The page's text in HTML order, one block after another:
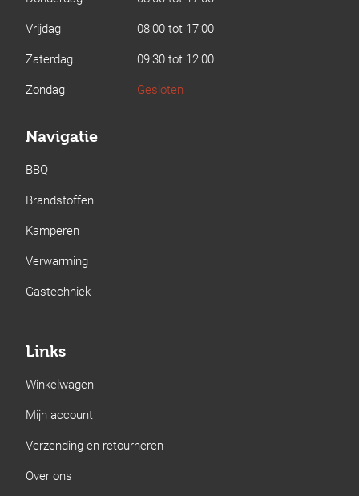
Vrijdag
08:00 tot 17:00
Zaterdag
09:30 tot 12:00
Zondag
Gesloten
Navigatie
BBQ
Brandstoffen
Kamperen
Verwarming
Gastechniek
Links
Winkelwagen
Mijn account
Verzending en retourneren
Over ons